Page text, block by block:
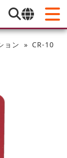
ョン CR-10